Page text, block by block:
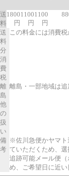
送
料
1800
円
1100
円
1100
円
送
料
分
消
費
税
この料金には消費税
離
島
他
の
扱
い
離島・一部地域は追
備
考
※佐川急便かヤマト
ていただくため、選
追跡可能メール便
め、ご希望日に近い